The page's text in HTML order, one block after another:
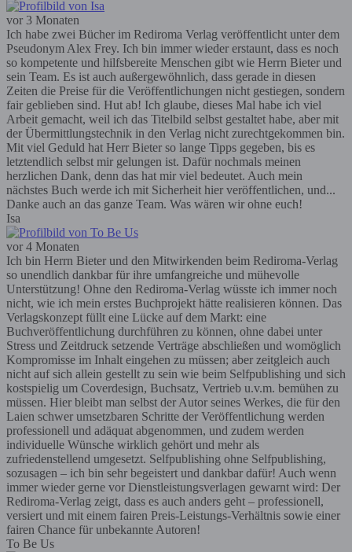
vor 3 Monaten
Ich habe zwei Bücher im Rediroma Verlag veröffentlicht unter dem
Pseudonym Alex Frey. Ich bin immer wieder erstaunt, dass es noch
so kompetente und hilfsbereite Menschen gibt wie Herrn Bieter und
sein Team. Es ist auch außergewöhnlich, dass gerade in diesen
Zeiten die Preise für die Veröffentlichungen nicht gestiegen, sondern
fair geblieben sind. Hut ab! Ich glaube, dieses Mal habe ich viel
Arbeit gemacht, weil ich das Titelbild selbst gestaltet habe, aber mit
der Übermittlungstechnik in den Verlag nicht zurechtgekommen bin.
Mit viel Geduld hat Herr Bieter so lange Tipps gegeben, bis es
letztendlich selbst mir gelungen ist. Dafür nochmals meinen
herzlichen Dank, denn das hat mir viel bedeutet. Auch mein
nächstes Buch werde ich mit Sicherheit hier veröffentlichen, und...
Danke auch an das ganze Team. Was wären wir ohne euch!
Isa
vor 4 Monaten
Ich bin Herrn Bieter und den Mitwirkenden beim Rediroma-Verlag
so unendlich dankbar für ihre umfangreiche und mühevolle
Unterstützung! Ohne den Rediroma-Verlag wüsste ich immer noch
nicht, wie ich mein erstes Buchprojekt hätte realisieren können. Das
Verlagskonzept füllt eine Lücke auf dem Markt: eine
Buchveröffentlichung durchführen zu können, ohne dabei unter
Stress und Zeitdruck setzende Verträge abschließen und womöglich
Kompromisse im Inhalt eingehen zu müssen; aber zeitgleich auch
nicht auf sich allein gestellt zu sein wie beim Selfpublishing und sich
kostspielig um Coverdesign, Buchsatz, Vertrieb u.v.m. bemühen zu
müssen. Hier bleibt man selbst der Autor seines Werkes, die für den
Laien schwer umsetzbaren Schritte der Veröffentlichung werden
professionell und adäquat abgenommen, und zudem werden
individuelle Wünsche wirklich gehört und mehr als
zufriedenstellend umgesetzt. Selfpublishing ohne Selfpublishing,
sozusagen – ich bin sehr begeistert und dankbar dafür! Auch wenn
immer wieder gerne vor Dienstleistungsverlagen gewarnt wird: Der
Rediroma-Verlag zeigt, dass es auch anders geht – professionell,
versiert und mit einem fairen Preis-Leistungs-Verhältnis sowie einer
fairen Chance für unbekannte Autoren!
To Be Us